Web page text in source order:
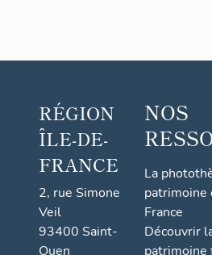
RÉGION
ÎLE-DE-
FRANCE
2, rue Simone
Veil
93400 Saint-
Ouen
NOS
La
France
Découvrir
patrimoine